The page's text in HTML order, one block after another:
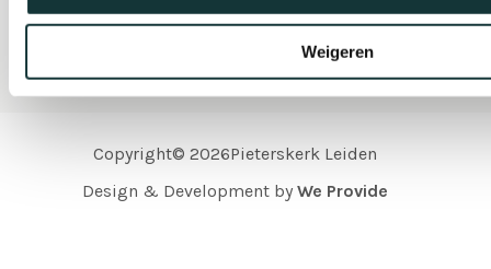
Weigeren
Copyright© 2026Pieterskerk Leiden
Design & Development by We Provide